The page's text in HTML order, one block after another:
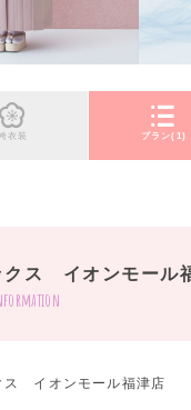
衣装 プラン(1)
ス イオンモール
ス イオンモール福津店